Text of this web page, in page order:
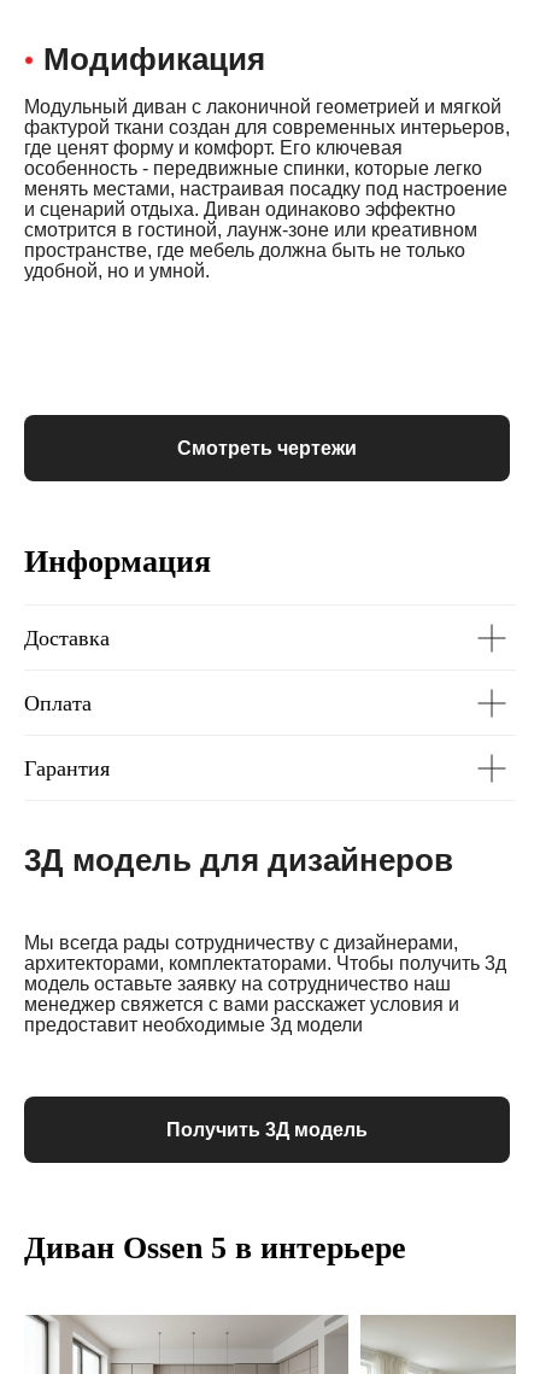
Модульный диван с лаконичной геометрией и мягкой
фактурой ткани создан для современных интерьеров,
где ценят форму и комфорт. Его ключевая
особенность - передвижные спинки, которые легко
менять местами, настраивая посадку под настроение
и сценарий отдыха. Диван одинаково эффектно
смотрится в гостиной, лаунж-зоне или креативном
пространстве, где мебель должна быть не только
удобной, но и умной.
Смотреть чертежи
Модификация
Информация
Доставка
Оплата
Гарантия
Мы всегда рады сотрудничеству с дизайнерами,
архитекторами, комплектаторами. Чтобы получить 3д
модель оставьте заявку на сотрудничество наш
менеджер свяжется с вами расскажет условия и
предоставит необходимые 3д модели
Получить 3Д модель
3Д модель для дизайнеров
Диван Ossen 5 в интерьере